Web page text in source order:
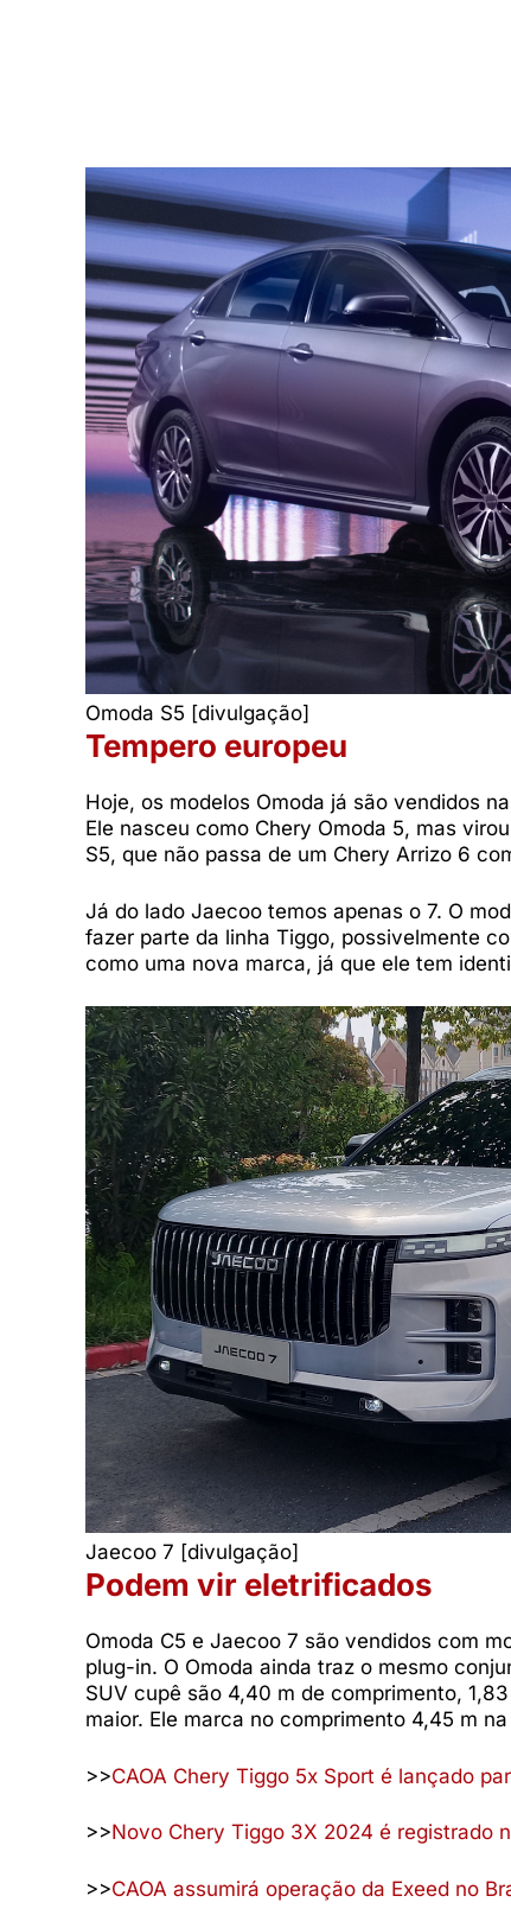
Omoda S5 [divulgação]
Tempero europeu
Hoje, os modelos Omoda já são vendidos
Ele nasceu como Chery Omoda 5, mas
S5, que não passa de um Chery Arrizo 6
Já do lado Jaecoo temos apenas o 7. O
fazer parte da linha Tiggo, possivelmente
como uma nova marca, já que ele tem
Jaecoo 7 [divulgação]
Podem vir eletrificados
Omoda C5 e Jaecoo 7 são vendidos com
plug-in. O Omoda ainda traz o mesmo
SUV cupê são 4,40 m de comprimento,
maior. Ele marca no comprimento 4,45 m
>>CAOA Chery Tiggo 5x Sport é lançado
>>Novo Chery Tiggo 3X 2024 é registrado
>>CAOA assumirá operação da Exeed no